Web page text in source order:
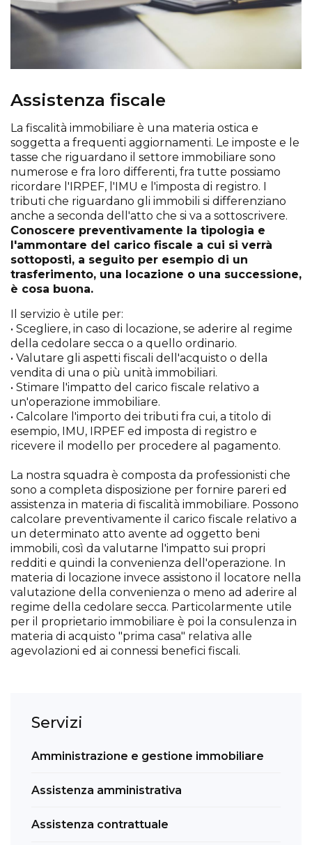
Assistenza fiscale
La fiscalità immobiliare è una materia ostica e
soggetta a frequenti aggiornamenti. Le imposte e le
tasse che riguardano il settore immobiliare sono
numerose e fra loro differenti, fra tutte possiamo
ricordare l'IRPEF, l'IMU e l'imposta di registro. I
tributi che riguardano gli immobili si differenziano
anche a seconda dell'atto che si va a sottoscrivere.
Conoscere preventivamente la tipologia e
l'ammontare del carico fiscale a cui si verrà
sottoposti, a seguito per esempio di un
trasferimento, una locazione o una successione,
è cosa buona.
Il servizio è utile per:
• Scegliere, in caso di locazione, se aderire al regime
della cedolare secca o a quello ordinario.
• Valutare gli aspetti fiscali dell'acquisto o della
vendita di una o più unità immobiliari.
• Stimare l'impatto del carico fiscale relativo a
un'operazione immobiliare.
• Calcolare l'importo dei tributi fra cui, a titolo di
esempio, IMU, IRPEF ed imposta di registro e
ricevere il modello per procedere al pagamento.
La nostra squadra è composta da professionisti che
sono a completa disposizione per fornire pareri ed
assistenza in materia di fiscalità immobiliare. Possono
calcolare preventivamente il carico fiscale relativo a
un determinato atto avente ad oggetto beni
immobili, così da valutarne l'impatto sui propri
redditi e quindi la convenienza dell'operazione. In
materia di locazione invece assistono il locatore nella
valutazione della convenienza o meno ad aderire al
regime della cedolare secca. Particolarmente utile
per il proprietario immobiliare è poi la consulenza in
materia di acquisto "prima casa" relativa alle
agevolazioni ed ai connessi benefici fiscali.
Servizi
Amministrazione e gestione immobiliare
Assistenza amministrativa
Assistenza contrattuale